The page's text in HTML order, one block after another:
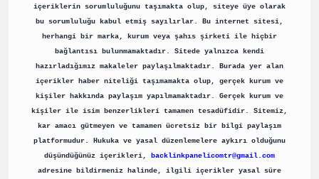
içeriklerin sorumluluğunu taşımakta olup, siteye üye olarak
bu sorumluluğu kabul etmiş sayılırlar. Bu internet sitesi,
herhangi bir marka, kurum veya şahıs şirketi ile hiçbir
bağlantısı bulunmamaktadır. Sitede yalnızca kendi
hazırladığımız makaleler paylaşılmaktadır. Burada yer alan
içerikler haber niteliği taşımamakta olup, gerçek kurum ve
kişiler hakkında paylaşım yapılmamaktadır. Gerçek kurum ve
kişiler ile isim benzerlikleri tamamen tesadüfidir. Sitemiz,
kar amacı gütmeyen ve tamamen ücretsiz bir bilgi paylaşım
platformudur. Hukuka ve yasal düzenlemelere aykırı olduğunu
düşündüğünüz içerikleri,
backlinkpanelicomtr@gmail.com
adresine bildirmeniz halinde, ilgili içerikler yasal süre